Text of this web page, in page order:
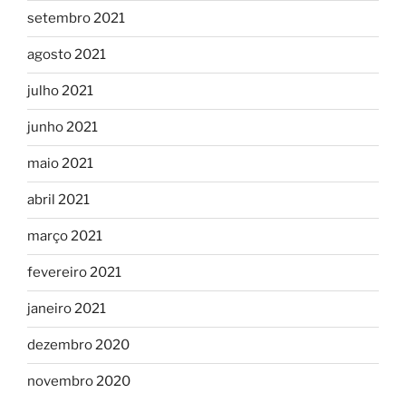
setembro 2021
agosto 2021
julho 2021
junho 2021
maio 2021
abril 2021
março 2021
fevereiro 2021
janeiro 2021
dezembro 2020
novembro 2020